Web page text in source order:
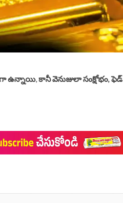
ఉన్నాయి,కానీ వెనుజులా సంక్షోభం, ఫెడ్